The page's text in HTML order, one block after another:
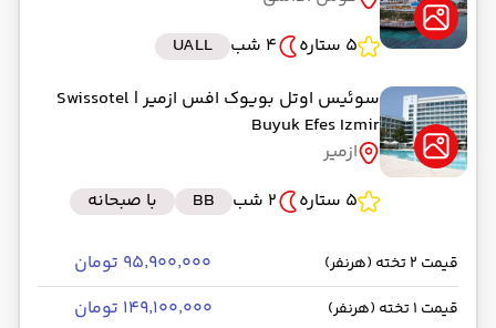
5 ستاره
4 شب
UALL
سوئیس اوتل بویوک افس ازمیر | Swissotel
Buyuk Efes Izmir
ازمیر
5 ستاره
2 شب BB با صبحانه
قیمت 2 تخته (هرنفر) ۹۵٬۹۰۰٬۰۰۰ تومان
قیمت 1 تخته (هرنفر) ۱۴۹٬۱۰۰٬۰۰۰ تومان